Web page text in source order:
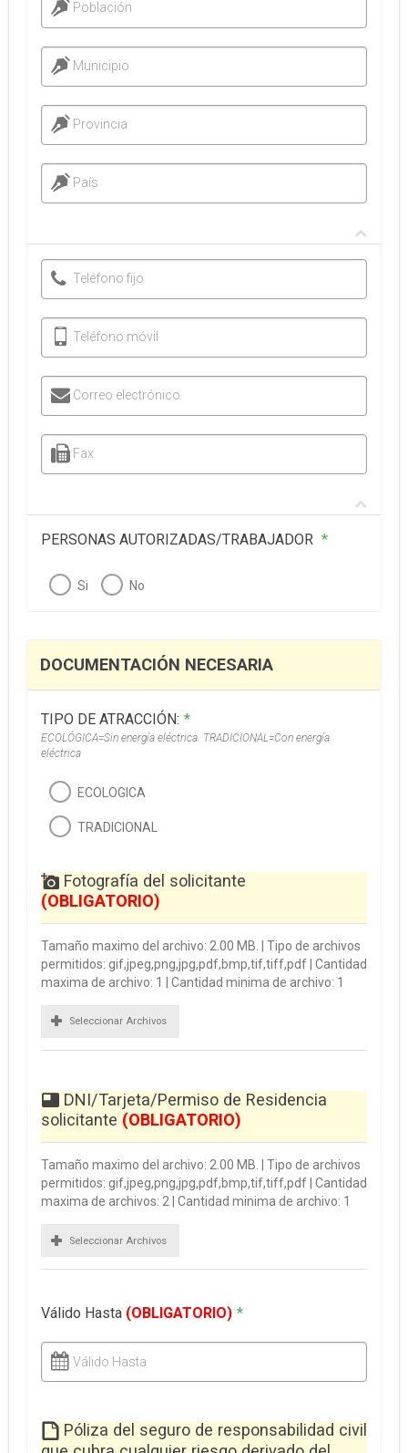
Población
Municipio
Provincia
País
Teléfono fijo
Teléfono móvil
Correo electrónico
Fax
PERSONAS AUTORIZADAS/TRABAJADOR *
Si No
DOCUMENTACIÓN NECESARIA
TIPO DE ATRACCIÓN: *
ECOLÓGICA=Sin energía eléctrica. TRADICIONAL=Con energía
eléctrica
ECOLOGICA
TRADICIONAL
Fotografía del solicitante
(OBLIGATORIO)
Tamaño maximo del archivo: 2.00 MB. | Tipo de archivos
permitidos: gif,jpeg,png,jpg,pdf,bmp,tif,tiff,pdf | Cantidad
maxima de archivo: 1 | Cantidad minima de archivo: 1
Seleccionar Archivos
DNI/Tarjeta/Permiso de Residencia
solicitante (OBLIGATORIO)
Tamaño maximo del archivo: 2.00 MB. | Tipo de archivos
permitidos: gif,jpeg,png,jpg,pdf,bmp,tif,tiff,pdf | Cantidad
maxima de archivos: 2 | Cantidad minima de archivo: 1
Seleccionar Archivos
Válido Hasta (OBLIGATORIO) *
Válido Hasta
Póliza del seguro de responsabilidad civil